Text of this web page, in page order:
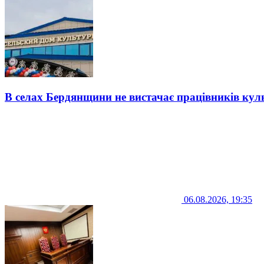
В селах Бердянщини не вистачає працівників
06.08.2026, 19:35